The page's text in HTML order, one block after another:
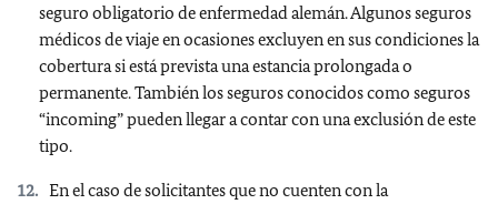
seguro obligatorio de enfermedad alemán. Algunos seguros
médicos de viaje en ocasiones excluyen en sus condiciones la
cobertura si está prevista una estancia prolongada o
permanente. También los seguros conocidos como seguros
“incoming” pueden llegar a contar con una exclusión de este
tipo.
En el caso de solicitantes que no cuenten con la